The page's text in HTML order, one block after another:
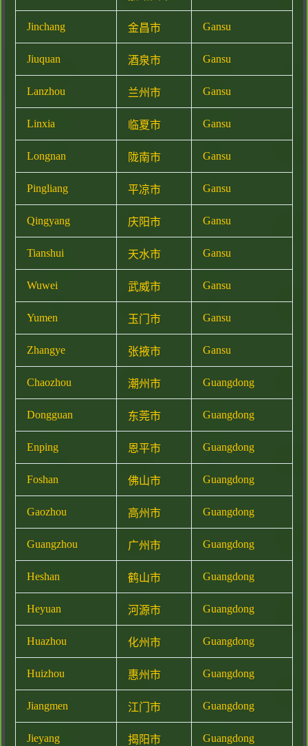
Jinchang 金昌市 Gansu
Jiuquan 酒泉市 Gansu
Lanzhou 兰州市 Gansu
Linxia 临夏市 Gansu
Longnan 陇南市 Gansu
Pingliang 平凉市 Gansu
Qingyang 庆阳市 Gansu
Tianshui 天水市 Gansu
Wuwei 武威市 Gansu
Yumen 玉门市 Gansu
Zhangye 张掖市 Gansu
Chaozhou 潮州市 Guangdong
Dongguan 东莞市 Guangdong
Enping 恩平市 Guangdong
Foshan 佛山市 Guangdong
Gaozhou 高州市 Guangdong
Guangzhou 广州市 Guangdong
Heshan 鹤山市 Guangdong
Heyuan 河源市 Guangdong
Huazhou 化州市 Guangdong
Huizhou 惠州市 Guangdong
Jiangmen 江门市 Guangdong
Jieyang 揭阳市 Guangdong